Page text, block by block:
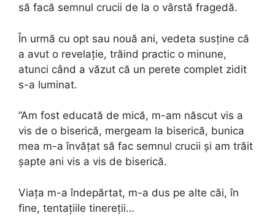
să facă semnul crucii de la o vârstă fragedă.
În urmă cu opt sau nouă ani, vedeta susține că
a avut o revelație, trăind practic o minune,
atunci când a văzut că un perete complet zidit
s-a luminat.
”Am fost educată de mică, m-am născut vis a
vis de o biserică, mergeam la biserică, bunica
mea m-a învățat să fac semnul crucii și am trăit
șapte ani vis a vis de biserică.
Viața m-a îndepărtat, m-a dus pe alte căi, în
fine, tentațiile tinereții…